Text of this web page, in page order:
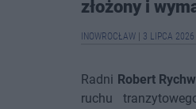
złożony i
INOWROCŁAW 3 LIPCA
Radni Robert
ruchu